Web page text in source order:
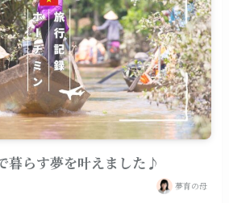
暮らす夢を叶えました♪
夢育の母